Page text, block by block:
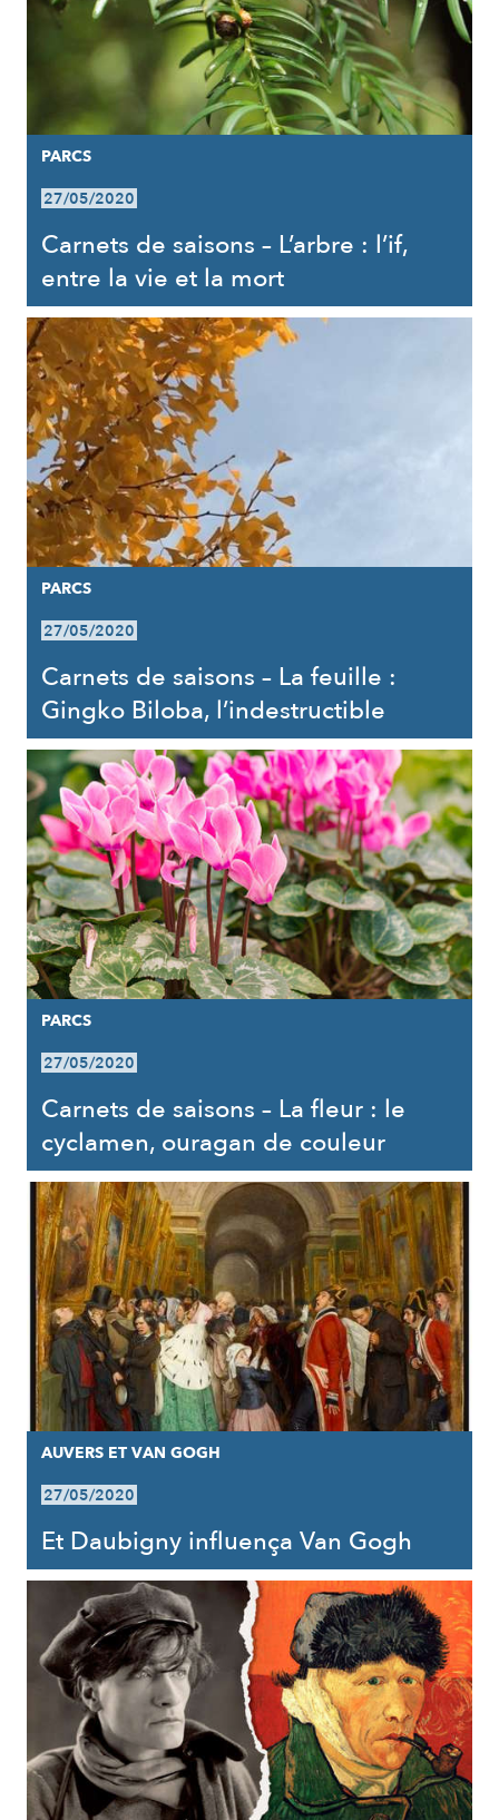
PARCS
27/05/2020
Carnets de saisons – L’arbre : l’if,
entre la vie et la mort
PARCS
27/05/2020
Carnets de saisons – La feuille :
Gingko Biloba, l’indestructible
PARCS
27/05/2020
Carnets de saisons – La fleur : le
cyclamen, ouragan de couleur
AUVERS ET VAN GOGH
27/05/2020
Et Daubigny influença Van Gogh